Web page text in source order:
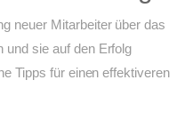
neuer Mitarbeiter über das
und sie auf den Erfolg
Tipps für einen effektiveren